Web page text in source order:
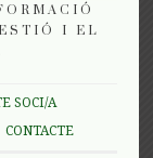
I EL
SOCI/A
CONTACTE